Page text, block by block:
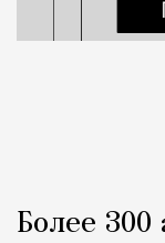
Более 300